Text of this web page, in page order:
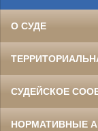
О СУДЕ
СУДЕЙСКОЕ
НОРМАТИВНЫЕ